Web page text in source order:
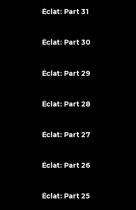
Éclat: Part 31
Éclat: Part 30
Éclat: Part 29
Éclat: Part 28
Éclat: Part 27
Éclat: Part 26
Éclat: Part 25